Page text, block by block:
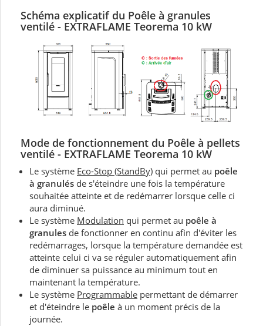
Schéma explicatif du Poêle à granules
ventilé - EXTRAFLAME Teorema 10 kW
Mode de fonctionnement du Poêle à pellets
ventilé - EXTRAFLAME Teorema 10 kW
Le système Eco-Stop (StandBy) qui permet au poêle
à granulés de s'éteindre une fois la température
souhaitée atteinte et de redémarrer lorsque celle ci
aura diminué.
Le système Modulation qui permet au poêle à
granules de fonctionner en continu afin d'éviter les
redémarrages, lorsque la température demandée est
atteinte celui ci va se réguler automatiquement afin
de diminuer sa puissance au minimum tout en
maintenant la température.
Le système Programmable permettant de démarrer
et d'éteindre le poêle à un moment précis de la
journée.